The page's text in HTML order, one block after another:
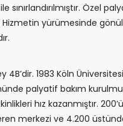
sınırlandırılmıştır. Özel
Hizmetin yürümesinde
4B’dir. 1983 Köln
palyatif bakım
hız kazanmıştır.
merkezi ve 4.200